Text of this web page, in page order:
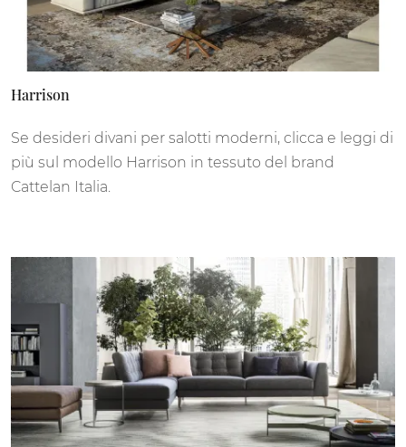
Harrison
Se desideri divani per salotti moderni, clicca e leggi di
più sul modello Harrison in tessuto del brand
Cattelan Italia.